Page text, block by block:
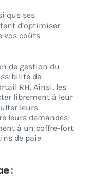
que ses
d’optimiser
vos coûts
de gestion du
de
RH. Ainsi, les
librement à leur
leurs
leurs demandes
à un coffre-fort
de paie
: